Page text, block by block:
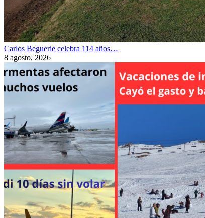
Carlos Beguerie celebra 114 años…
8 agosto, 2026